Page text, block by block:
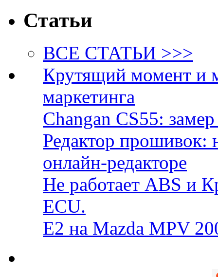
Статьи
ВСЕ СТАТЬИ >>>
Крутящий момент и
маркетинга
Changan CS55:
Редактор прошивок:
онлайн-редакторе
Не работает ABS и
ECU.
E2 на Mazda MPV